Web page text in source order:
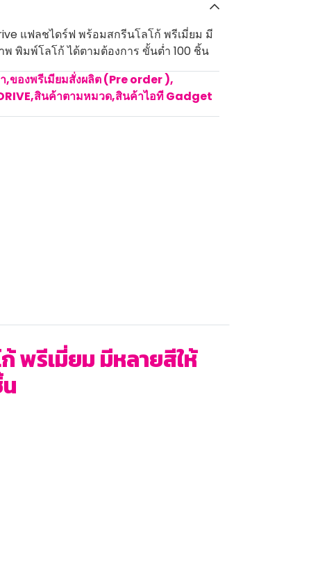
แฟลชไดร์ฟ พร้อมสกรีนโลโก้ พรีเมี่ยม มี
พิมพ์โลโก้ ได้ตามต้องการ ขั้นต่ำ 100 ชิ้น
,ของพรีเมียมสั่งผลิต (Pre order ),
,สินค้าตามหมวด,สินค้าไอที Gadget
พรีเมี่ยม มีหลายสีให้